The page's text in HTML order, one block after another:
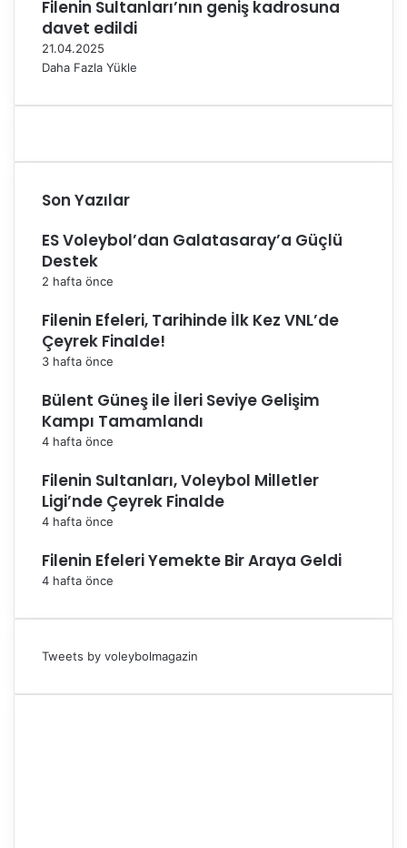
Filenin Sultanları’nın geniş kadrosuna
davet edildi
21.04.2025
Daha Fazla Yükle
Son Yazılar
ES Voleybol’dan Galatasaray’a Güçlü
Destek
2 hafta önce
Filenin Efeleri, Tarihinde İlk Kez VNL’de
Çeyrek Finalde!
3 hafta önce
Bülent Güneş ile İleri Seviye Gelişim
Kampı Tamamlandı
4 hafta önce
Filenin Sultanları, Voleybol Milletler
Ligi’nde Çeyrek Finalde
4 hafta önce
Filenin Efeleri Yemekte Bir Araya Geldi
4 hafta önce
Tweets by voleybolmagazin